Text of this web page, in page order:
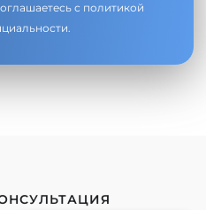
с политикой
.